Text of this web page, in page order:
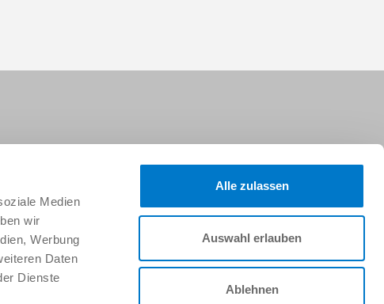
Medien
wir
Werbung
Daten
Dienste
Alle zulassen
Auswahl erlauben
Ablehnen
Carrera
Ofertas de trabajo